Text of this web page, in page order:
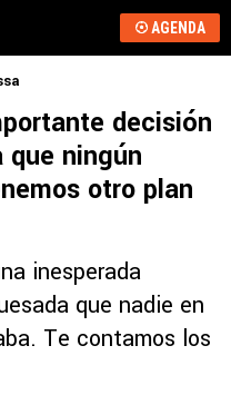
AGENDA
decisión
que ningún
otro plan
inesperada
que nadie en
Te contamos los